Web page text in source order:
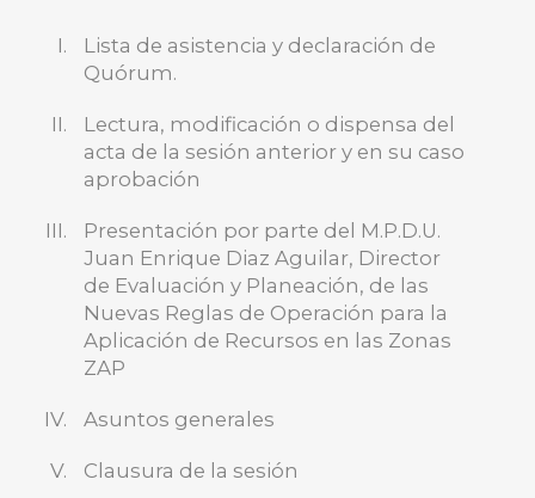
BUSCA AQUÍ
Lista de asistencia y declaración de
Quórum.
Lectura, modificación o dispensa del
acta de la sesión anterior y en su caso
aprobación
Presentación por parte del M.P.D.U.
Juan Enrique Diaz Aguilar, Director
de Evaluación y Planeación, de las
Nuevas Reglas de Operación para la
Aplicación de Recursos en las Zonas
ZAP
Asuntos generales
Clausura de la sesión